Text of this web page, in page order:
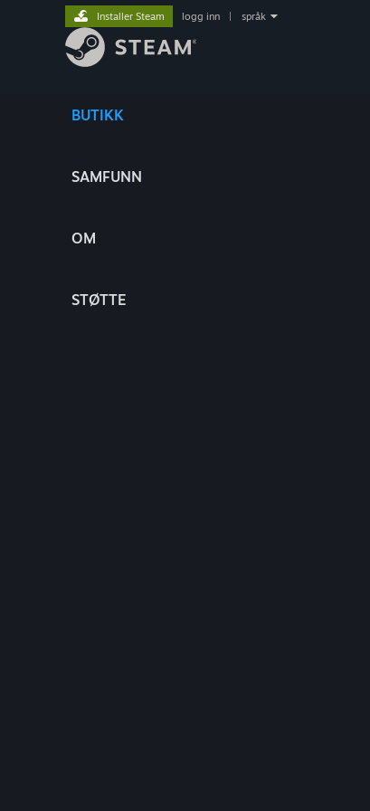
BUTIKK
SAMFUNN
OM
STØTTE
Installer Steam logg inn språk